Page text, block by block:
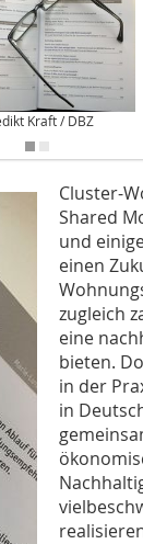
Kraft / DBZ
Cluster-
Shared
und
einen
zugleich
eine
bieten.
in der
in